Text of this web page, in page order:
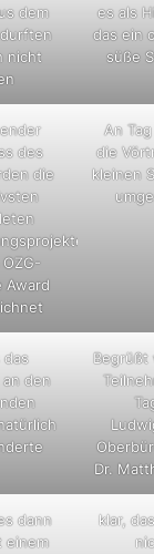
dem
nicht
es als
das ein
süße
des
die
Award
An
die
kleinen
den
Begrüßt
Dr.
dann
einem
klar,